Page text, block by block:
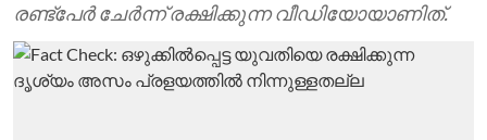
രണ്ട്‌പേര്‍ ചേര്‍ന്ന് രക്ഷിക്കുന്ന വീഡിയോയാണിത്.